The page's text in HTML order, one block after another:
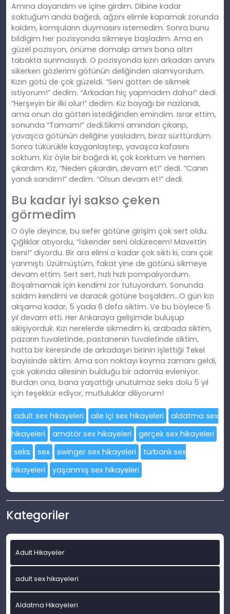
Amına dayandım ve içine girdim. Dibine kadar
soktuğum anda bağırdı, ağzını elimle kapamak zorunda
kaldım, komşuların duymasını istemedim. Sonra bunu
bildigim her pozisyonda sikmeye başladım. Ama en
güzel pozisyon, önüme domalıp amını bana altın
tabakta sunmasıydı. O pozisyonda kızın arkadan amını
sikerken gözlerimi götünün deliğinden alamıyordum.
Kızın götü de çok güzeldi. “Seni götten de sikmek
istiyorum!” dedim. “Arkadan hiç yapmadım daha!” dedi.
“Herşeyin bir ilki olur!” dedim. Kız bayağı bir nazlandı,
ama onun da götten istediğinden emindim. Israr ettim,
sonunda “Tamam!” dedi.Sikimi amından çıkarıp,
yavaşca götünün deliğine yasladım, biraz sürttürdüm.
Sonra tükürükle kayganlaştırıp, yavaşca kafasını
soktum. Kız öyle bir bağırdı ki, çok korktum ve hemen
çıkardım. Kız, “Neden çıkardın, devam et!” dedi. “Canın
yandı sandım!” dedim. “Olsun devam et!” dedi.
Bu kadar iyi sakso çeken
görmedim
O öyle deyince, bu sefer götüne girişim çok sert oldu.
Çığlıklar atıyordu, “İskender seni öldürecem! Mavettin
beni!” diyordu. Bir ara elimi o kadar çok sıktı ki, canı çok
yanmıştı. Üzülmüştüm, fakat yine de götünü sikmeye
devam ettim. Sert sert, hızlı hızlı pompalıyordum.
Boşalmamak için kendimi zor tutuyordum. Sonunda
saldım kendimi ve daracık götüne boşaldım…O gün kızı
akşama kadar, 5 yada 6 defa siktim. Ve bu böylece 5
yıl devam etti. Her Ankaraya gelişimde buluşup
sikişiyorduk. Kızı nerelerde sikmedim ki, arabada siktim,
pazarın tuvaletinde, pastanenin tuvaletinde siktim,
hatta bir keresinde de arkadaşın birinin işlettiği Tekel
bayisinde siktim. Ama son noktayı koyma zamanı geldi,
çok yakında ailesinin bulduğu bir adamla evleniyor.
Burdan ona, bana yaşattığı unutulmaz seks dolu 5 yıl
için teşekkür ediyor, mutluluklar diliyorum!
adult sex hikayeleri aile içi sex hikayeleri
aldatma sex
hikayeleri
amatör sex hikayeleri
gerçek sex hikayeleri
seks
sex swinger sex hikayeleri
türbanlı sex
hikayeleri
yaşanmış sex hikayeleri
Kategoriler
Adult Hikayeler
adult sex hikayeleri
Aldatma Hikayeleri